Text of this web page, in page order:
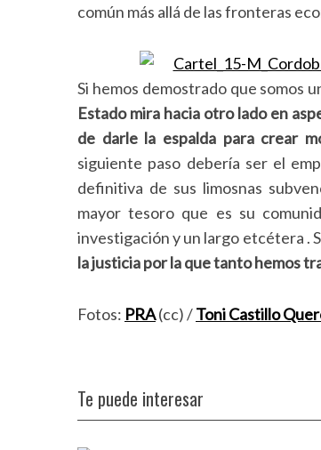
común más allá de las fronteras
Si hemos demostrado que somos
Estado mira hacia otro lado en
de darle la espalda para crear
siguiente paso debería ser el
definitiva de sus limosnas
mayor tesoro que es su
investigación y un largo etcétera .
la justicia por la que tanto hemos
Fotos: PRA(cc) /Toni Castillo
Te puede interesar
o